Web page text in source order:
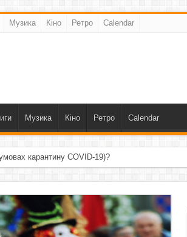
Музика Кіно Ретро Calendar
Музика Кіно Ретро Calendar
карантину COVID-19)?